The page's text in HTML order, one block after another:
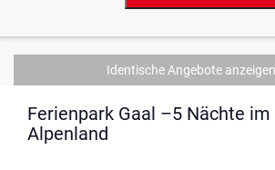
Identische Angebote anzeigen
Ferienpark Gaal –5 Nächte im
Alpenland